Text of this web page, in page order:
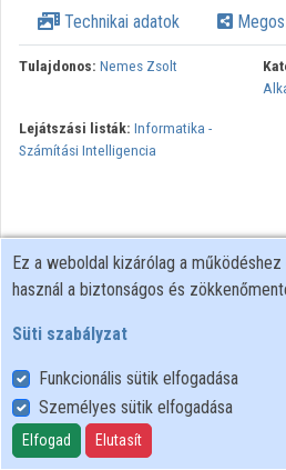
Közreműködők
Technikai adatok
Tulajdonos: Nemes Zsolt
Lejátszási listák: Informatika -
Számítási Intelligencia
Felhasználói szabályzat
Adatkezelési tájékoztató
Süti szabályzat
Ez a weboldal kizárólag a
használ a biztonságos és
Süti szabályzat
Funkcionális sütik elfogadása
Személyes sütik elfogadása
Elfogad Elutasít